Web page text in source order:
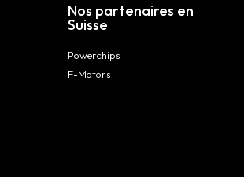
Nos partenaires en
Suisse
Powerchips
F-Motors